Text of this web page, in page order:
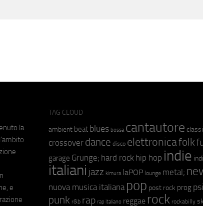
la
e
TAG CLOUD
ambient beat blues bossa cantautore
crossover dance disco elettronicafolk
garage Grunge; hard rock hip hop indie
italiani jazz kimura laPOP lounge metal;
nuova musica italiana pop post rock prog
punk r&b rap rap italiano reggae rock rockabilly